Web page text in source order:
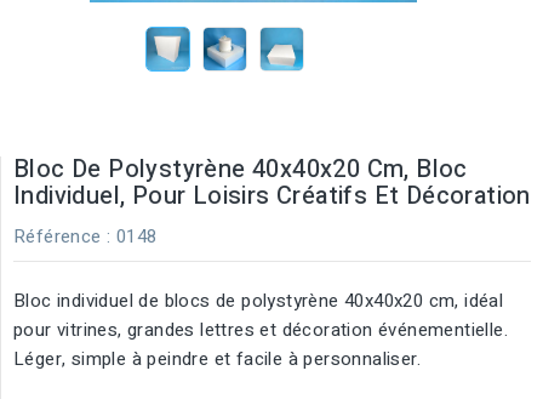
Bloc De Polystyrène 40x40x20 Cm, Bloc
Individuel, Pour Loisirs Créatifs Et Décoration
Référence : 0148
Bloc individuel de blocs de polystyrène 40x40x20 cm, idéal
pour vitrines, grandes lettres et décoration événementielle.
Léger, simple à peindre et facile à personnaliser.